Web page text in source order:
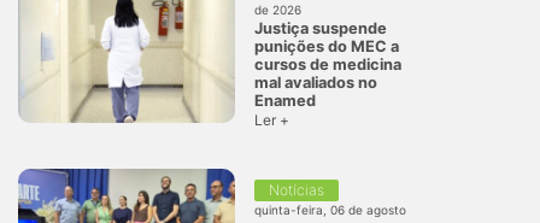
de 2026
Justiça suspende
punições do MEC a
cursos de medicina
mal avaliados no
Enamed
Ler +
Notícias
quinta-feira, 06 de agosto